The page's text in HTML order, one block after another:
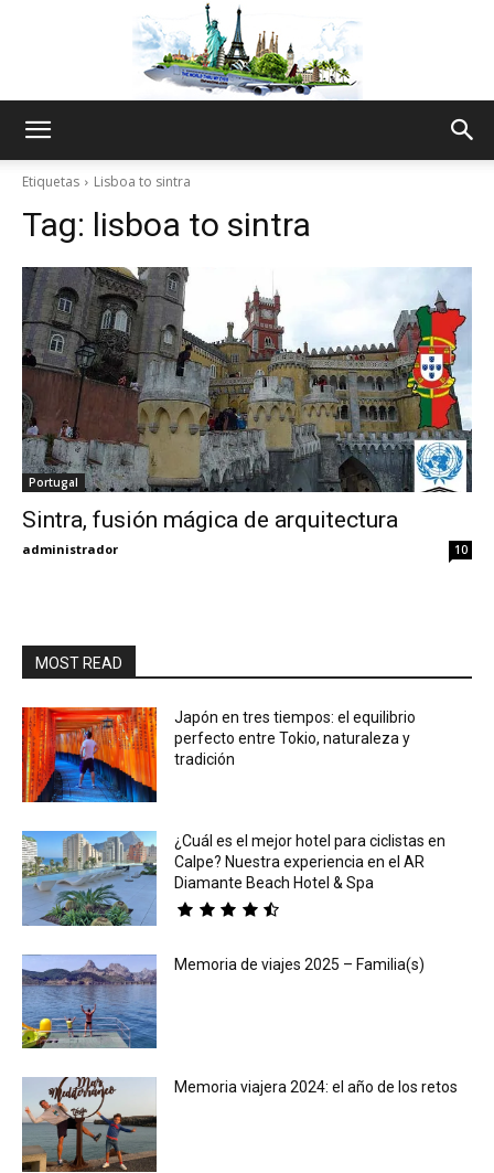
Thru
My
Etiquetas Lisboa to sintra
Tag: lisboa to sintra
Portugal
Sintra, fusión mágica de arquitectura
administrador 10
MOST READ
Japón en tres tiempos: el equilibrio
perfecto entre Tokio, naturaleza y
tradición
¿Cuál es el mejor hotel para ciclistas en
Calpe? Nuestra experiencia en el AR
Diamante Beach Hotel & Spa
Memoria de viajes 2025 – Familia(s)
Memoria viajera 2024: el año de los retos